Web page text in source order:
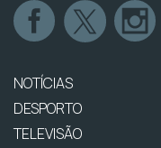
NOTÍCIAS
DESPORTO
TELEVISÃO